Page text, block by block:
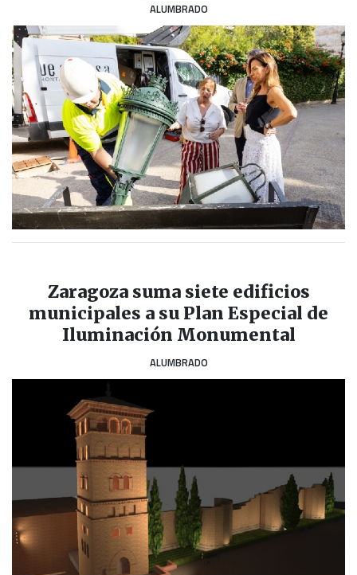
ALUMBRADO
Zaragoza suma siete edificios
municipales a su Plan Especial de
Iluminación Monumental
ALUMBRADO